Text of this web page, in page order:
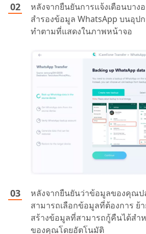
หลังจากยืนยันการแจ้งเตือนบาง
สำรองข้อมูล WhatsApp บนอุ
ทำตามที่แสดงในภาพหน้าจอ
หลังจากยืนยันว่าข้อมูลของคุณ
สามารถเลือกข้อมูลที่ต้องการ ย้
สร้างข้อมูลที่สามารถกู้คืนได้สำ
ของคุณโดยอัตโนมัติ